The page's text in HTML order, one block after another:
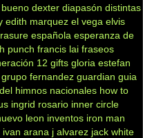
dexter diapasón distintas
edith marquez el vega elvis
española esperanza de
punch francis lai fraseos
12 gifts gloria estefan
grupo fernandez guardian guia
himnos nacionales how to
ingrid rosario inner circle
leon inventos iron man
ivan arana j alvarez jack white